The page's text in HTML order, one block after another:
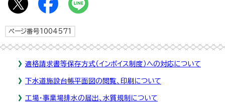
ページ番号1004571
適格請求書等保存方式（インボイス制度）への対応について
下水道施設台帳平面図の閲覧、印刷について
工場・事業場排水の届出、水質規制について